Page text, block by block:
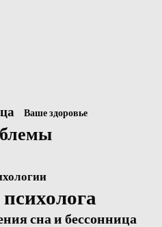
Ваше здоровье
сна и бессонница